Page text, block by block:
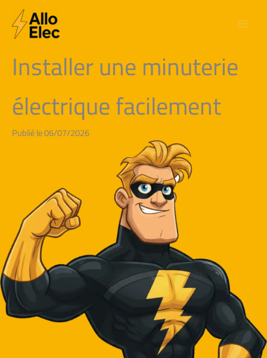
contenu
Installer une minuterie
électrique facilement
Publié le 06/07/2026